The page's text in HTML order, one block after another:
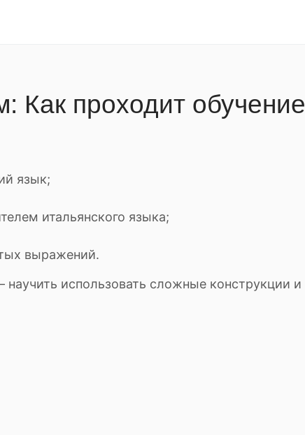
Как проходит обучение
язык;
итальянского языка;
выражений.
использовать сложные конструкции и